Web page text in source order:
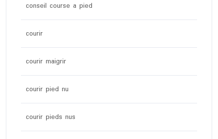
conseil course a pied
courir
courir maigrir
courir pied nu
courir pieds nus